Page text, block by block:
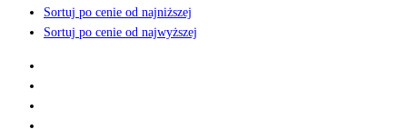
Sortuj po cenie od najniższej
Sortuj po cenie od najwyższej